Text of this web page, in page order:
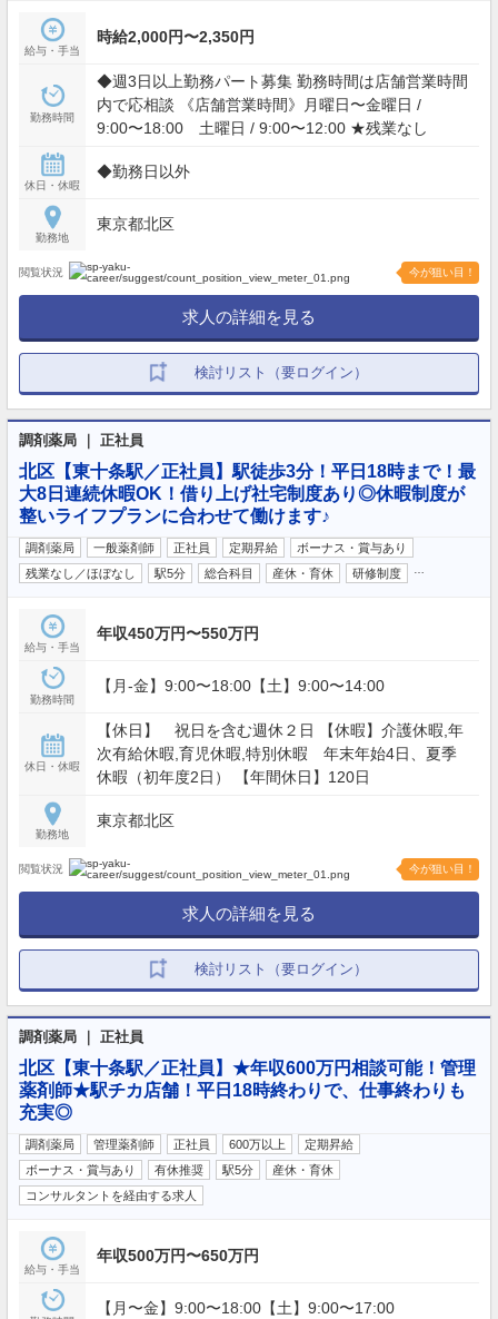
給与・手当
時給2,000円〜2,350円
勤務時間
◆週3日以上勤務パート募集 勤務時間は店舗営業時間
内で応相談 《店舗営業時間》月曜日〜金曜日 /
9:00〜18:00 土曜日 / 9:00〜12:00 ★残業なし
休日・休暇
◆勤務日以外
勤務地
東京都北区
閲覧状況 今が狙い目！
求人の詳細を見る
検討リスト（要ログイン）
調剤薬局 ｜ 正社員
北区【東十条駅／正社員】駅徒歩3分！平日18時まで！最
大8日連続休暇OK！借り上げ社宅制度あり◎休暇制度が
整いライフプランに合わせて働けます♪
調剤薬局 一般薬剤師 正社員 定期昇給
ボーナス・賞与あり
残業なし／ほぼなし
駅5分 総合科目 産休・育休 研修制度
給与・手当
年収450万円〜550万円
勤務時間
【月-金】9:00〜18:00【土】9:00〜14:00
休日・休暇
【休日】 祝日を含む週休２日 【休暇】介護休暇,年
次有給休暇,育児休暇,特別休暇 年末年始4日、夏季
休暇（初年度2日） 【年間休日】120日
勤務地
東京都北区
閲覧状況 今が狙い目！
求人の詳細を見る
検討リスト（要ログイン）
調剤薬局 ｜ 正社員
北区【東十条駅／正社員】★年収600万円相談可能！管理
薬剤師★駅チカ店舗！平日18時終わりで、仕事終わりも
充実◎
調剤薬局 管理薬剤師 正社員 600万以上
定期昇給
ボーナス・賞与あり
有休推奨 駅5分
産休・育休
コンサルタントを経由する求人
給与・手当
年収500万円〜650万円
【月〜金】9:00〜18:00【土】9:00〜17:00